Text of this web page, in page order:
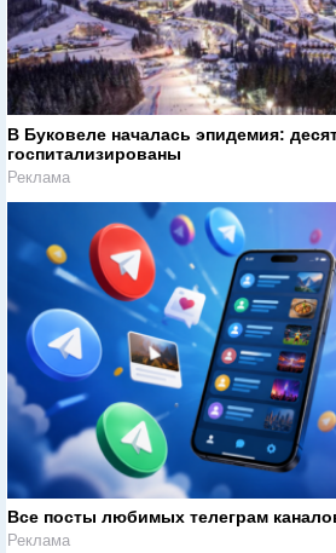
В Буковеле началась эпидемия:
госпитализированы
Реклама
Все посты любимых телеграм
Реклама